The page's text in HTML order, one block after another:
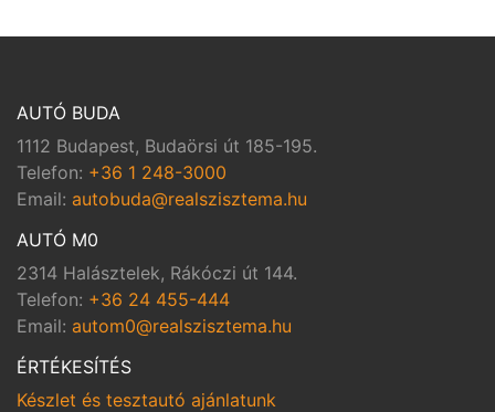
AUTÓ BUDA
1112 Budapest, Budaörsi út 185-195.
Telefon: +36 1 248-3000
Email: autobuda@realszisztema.hu
AUTÓ M0
2314 Halásztelek, Rákóczi út 144.
Telefon: +36 24 455-444
Email: autom0@realszisztema.hu
ÉRTÉKESÍTÉS
Készlet és tesztautó ajánlatunk